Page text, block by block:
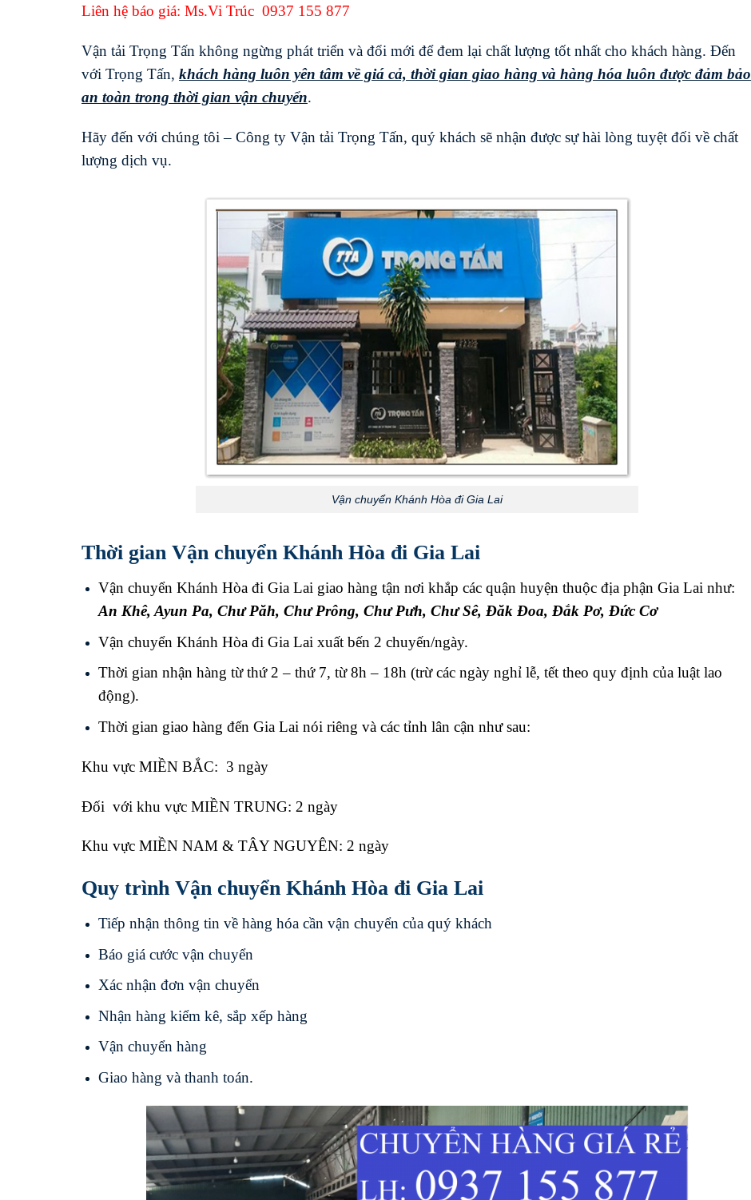
Liên hệ báo giá: Ms.Vi Trúc 0937 155 877
Vận tải Trọng Tấn không ngừng phát triển và đổi mới để đem lại chất lượng tốt nhất cho khách hàng. Đến
với Trọng Tấn, khách hàng luôn yên tâm về giá cả, thời gian giao hàng và hàng hóa luôn được đảm bảo
an toàn trong thời gian vận chuyển.
Hãy đến với chúng tôi – Công ty Vận tải Trọng Tấn, quý khách sẽ nhận được sự hài lòng tuyệt đối về chất
lượng dịch vụ.
Vận chuyển Khánh Hòa đi Gia Lai
Thời gian Vận chuyển Khánh Hòa đi Gia Lai
Vận chuyển Khánh Hòa đi Gia Lai giao hàng tận nơi khắp các quận huyện thuộc địa phận Gia Lai như:
An Khê, Ayun Pa, Chư Păh, Chư Prông, Chư Pưh, Chư Sê, Đăk Đoa, Đắk Pơ, Đức Cơ
Vận chuyển Khánh Hòa đi Gia Lai xuất bến 2 chuyến/ngày.
Thời gian nhận hàng từ thứ 2 – thứ 7, từ 8h – 18h (trừ các ngày nghỉ lễ, tết theo quy định của luật lao
động).
Thời gian giao hàng đến Gia Lai nói riêng và các tỉnh lân cận như sau:
Khu vực MIỀN BẮC: 3 ngày
Đối với khu vực MIỀN TRUNG: 2 ngày
Khu vực MIỀN NAM & TÂY NGUYÊN: 2 ngày
Quy trình Vận chuyển Khánh Hòa đi Gia Lai
Tiếp nhận thông tin về hàng hóa cần vận chuyển của quý khách
Báo giá cước vận chuyển
Xác nhận đơn vận chuyển
Nhận hàng kiểm kê, sắp xếp hàng
Vận chuyển hàng
Giao hàng và thanh toán.